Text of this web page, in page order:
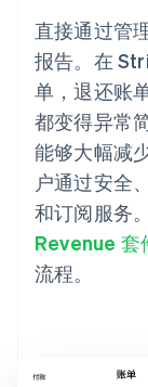
直接通过管
报告。在
单，退还账
都变得异常
能够大幅减
户通过安全
和订阅服务
Revenue 套
流程。